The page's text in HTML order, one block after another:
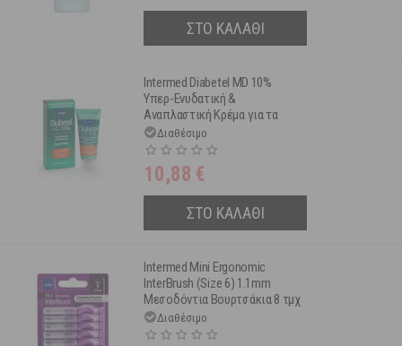
ΣΤΟ ΚΑΛΑΘΙ
Intermed Diabetel MD 10%
Υπερ-Ενυδατική &
Αναπλαστική Κρέμα για τα
Πόδια 75 ml
Διαθέσιμο
10,88 €
ΣΤΟ ΚΑΛΑΘΙ
Intermed Mini Ergonomic
InterBrush (Size 6) 1.1mm
Μεσοδόντια Βουρτσάκια 8 τμχ
Διαθέσιμο